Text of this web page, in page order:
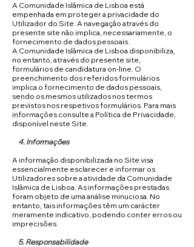
A Comunidade Islâmica de Lisboa está
empenhada em proteger a privacidade do
Utilizador do Site. A navegação através do
presente site não implica, necessariamente, o
fornecimento de dados pessoais.
A Comunidade Islâmica de Lisboa disponibiliza,
no entanto, através do presente site,
formulários de candidatura on-line. O
preenchimento dos referidos formulários
implica o fornecimento de dados pessoais,
sendo os mesmos utilizados nos termos
previstos nos respetivos formulários. Para mais
informações consulte a Política de Privacidade,
disponível neste Site.
4. Informações
A informação disponibilizada no Site visa
essencialmente esclarecer e informar os
Utilizadores sobre a atividade da Comunidade
Islâmica de Lisboa. As informações prestadas
foram objeto de uma análise minuciosa. No
entanto, tais informações têm um carácter
meramente indicativo, podendo conter erros ou
imprecisões.
5. Responsabilidade